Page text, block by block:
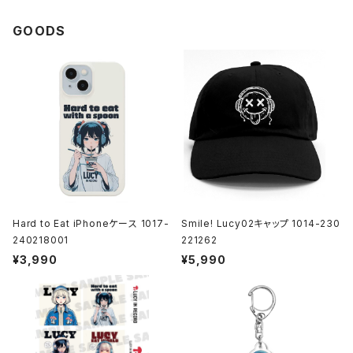
GOODS
Hard to Eat iPhoneケース 1017-
240218001
¥3,990
Smile! Lucy02キャップ 1014-230
221262
¥5,990